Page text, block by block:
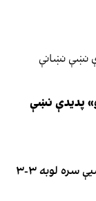
پدیدې نښې
د افغانستان فوټسال ملي لوبډلې له روسیې سره لوبه ۳-۳